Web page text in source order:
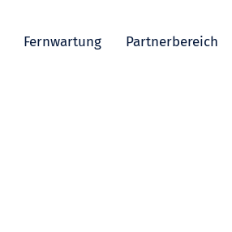
Fernwartung Partnerbereich